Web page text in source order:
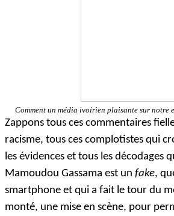
Comment un média ivoirien plaisante sur notre
Zappons tous ces commentaires
racisme, tous ces complotistes qui
les évidences et tous les décodages
Mamoudou Gassama est un fake,
smartphone et qui a fait le tour du
monté, une mise en scène, pour